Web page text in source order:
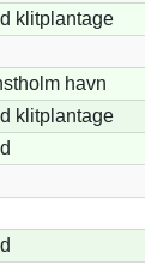
klitplantage
havn
klitplantage